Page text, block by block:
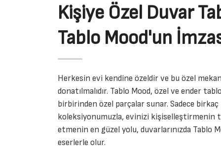
Kişiye Özel Duvar
Tablo Mood'un
Herkesin evi kendine özeldir ve bu özel
donatılmalıdır. Tablo Mood, özel ve ender
birbirinden özel parçalar sunar. Sadece
koleksiyonumuzla, evinizi kişiselleştirmenin
etmenin en güzel yolu, duvarlarınızda Tablo
eserlerle olur.